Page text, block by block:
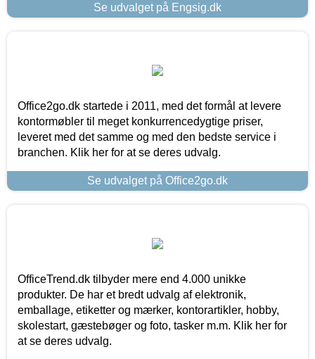
Se udvalget på Engsig.dk
Office2go.dk startede i 2011, med det formål at levere
kontormøbler til meget konkurrencedygtige priser,
leveret med det samme og med den bedste service i
branchen. Klik her for at se deres udvalg.
Se udvalget på Office2go.dk
OfficeTrend.dk tilbyder mere end 4.000 unikke
produkter. De har et bredt udvalg af elektronik,
emballage, etiketter og mærker, kontorartikler, hobby,
skolestart, gæstebøger og foto, tasker m.m. Klik her for
at se deres udvalg.